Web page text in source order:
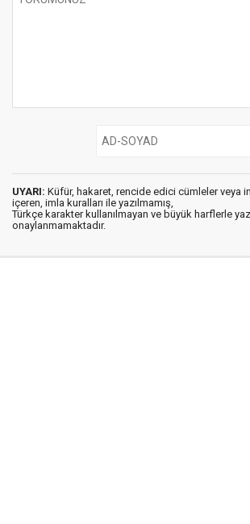
UYARI: Küfür, hakaret, rencide edici cümleler veya
içeren, imla kuralları ile yazılmamış,
Türkçe karakter kullanılmayan ve büyük harflerle
onaylanmamaktadır.